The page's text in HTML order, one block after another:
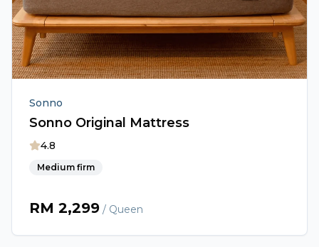
Sonno
Sonno Original Mattress
4.8
Medium firm
RM 2,299 / Queen